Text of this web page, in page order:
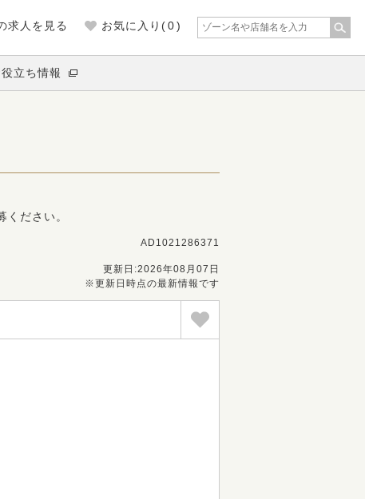
求人を見る お気に入り(0)
立ち情報
ださい。
AD1021286371
更新日:2026年08月07日
※更新日時点の最新情報です